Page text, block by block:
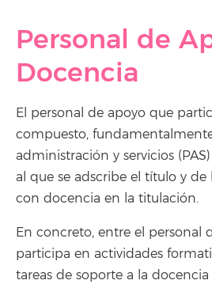
Personal de
Docencia
El personal de apoyo que
compuesto,
administración y servicios
al que se adscribe el título y
con docencia en la titulación.
En concreto, entre el personal
participa en actividades
tareas de soporte a la